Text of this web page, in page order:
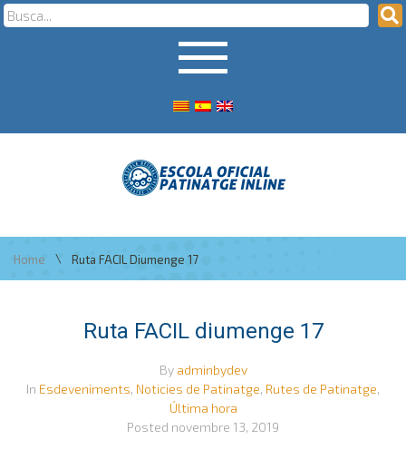
Home \ Ruta FACIL Diumenge 17
Ruta FACIL diumenge 17
By adminbydev
In Esdeveniments, Noticies de Patinatge, Rutes de Patinatge,
Última hora
Posted novembre 13, 2019